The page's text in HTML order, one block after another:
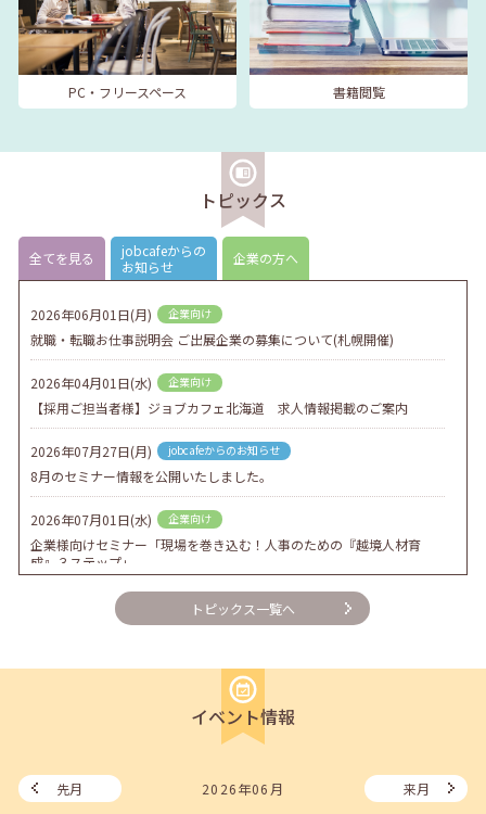
PC・フリースペース 書籍閲覧
トピックス
全てを見る
jobcafeからの
お知らせ
企業の方へ
2026年06月01日(月) 企業向け
就職・転職お仕事説明会 ご出展企業の募集について(札幌開催)
2026年04月01日(水) 企業向け
【採用ご担当者様】ジョブカフェ北海道 求人情報掲載のご案内
2026年07月27日(月) jobcafeからのお知らせ
8月のセミナー情報を公開いたしました。
2026年07月01日(水) 企業向け
企業様向けセミナー「現場を巻き込む！人事のための『越境人材育
成』３ステップ」
2026年06月26日(金) jobcafeからのお知らせ
7月のセミナー情報を公開いたしました。
2026年06月03日(水) jobcafeからのお知らせ
メールカウンセリング、就職決定報告フォーム復旧いたしました。
jobcafeからのお知らせ
トピックス一覧へ
イベント情報
先月 2026年06月 来月